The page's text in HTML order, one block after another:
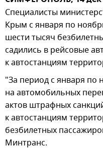
Специалисты
Крым с января по
шести тысяч
садились в рейсовые
к автостанциям
"За период с января по
на автомобильных
актов штрафных
к автостанциям
безбилетных
Минтранс.